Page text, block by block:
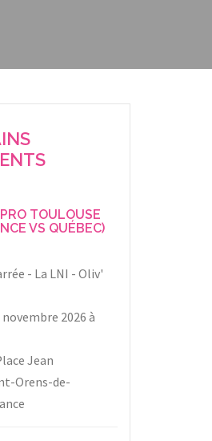
TOULOUSE
VS QUÉBEC)
La LNI
Oliv'
2026 à
Jean
Orens-de-